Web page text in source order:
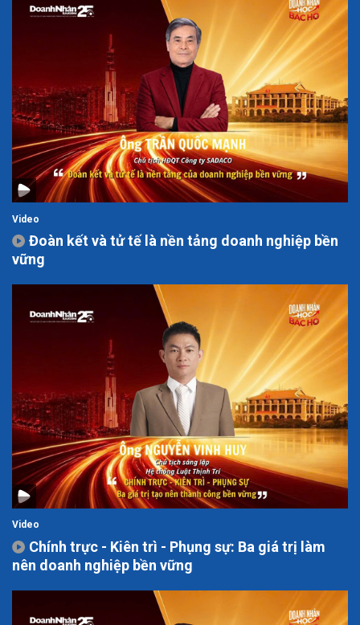
Video
Đoàn kết và tử tế là nền tảng doanh nghiệp bền
vững
Video
Chính trực - Kiên trì - Phụng sự: Ba giá trị làm
nên doanh nghiệp bền vững